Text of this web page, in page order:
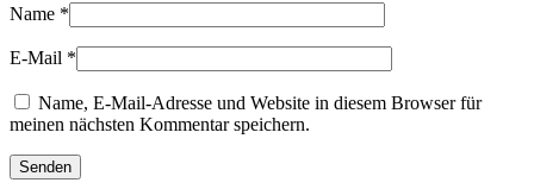
Name *
E-Mail *
Name, E-Mail-Adresse und Website in diesem Browser für
meinen nächsten Kommentar speichern.